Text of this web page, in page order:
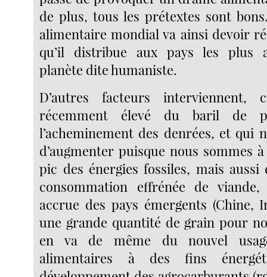
de plus, tous les prétextes sont
alimentaire mondial va ainsi devoir
qu’il distribue aux pays les plus
planète dite humaniste.
D’autres facteurs
récemment élevé du baril de
l’acheminement des denrées, et qui
d’augmenter puisque nous sommes
pic des énergies fossiles, mais
consommation effrénée de
accrue des pays émergents (Chine,
une grande quantité de grain pour
en va de même du nouvel
alimentaires à des fins